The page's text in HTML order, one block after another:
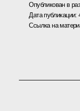
Опубликован в
Дата публикации:
Ссылка на